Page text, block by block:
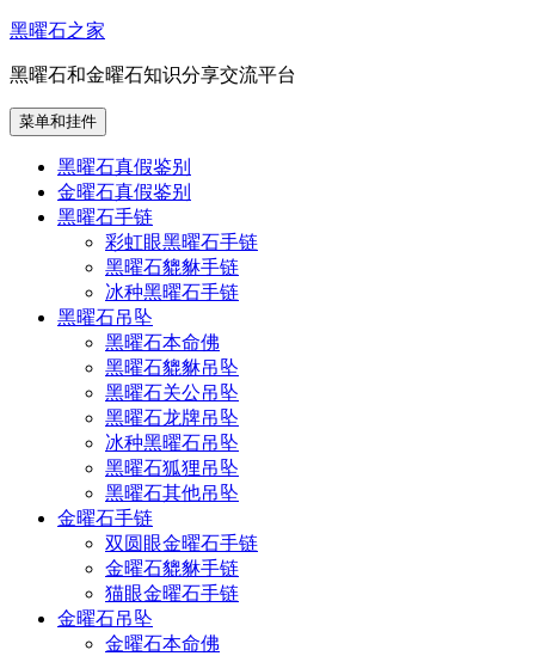
跳
内
容
黑曜石之家
黑曜石和金曜石知识分享交流平台
菜单和挂件
黑曜石真假鉴别
金曜石真假鉴别
黑曜石手链
彩虹眼黑曜石手链
黑曜石貔貅手链
冰种黑曜石手链
黑曜石吊坠
黑曜石本命佛
黑曜石貔貅吊坠
黑曜石关公吊坠
黑曜石龙牌吊坠
冰种黑曜石吊坠
黑曜石狐狸吊坠
黑曜石其他吊坠
金曜石手链
双圆眼金曜石手链
金曜石貔貅手链
猫眼金曜石手链
金曜石吊坠
金曜石本命佛